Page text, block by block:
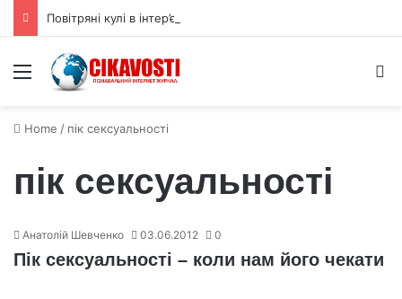
Menu
Home / пік сексуальності
пік сексуальності
Анатолій Шевченко 03.06.2012 0
Пік сексуальності – коли нам його чекати